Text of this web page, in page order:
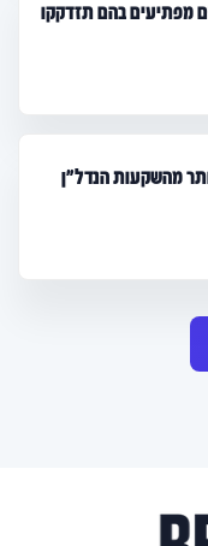
מפתיעים בהם תזדקקו
מהשקעות הנדל"ן